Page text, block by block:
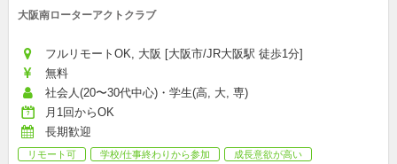
大阪南ローターアクトクラブ
フルリモートOK, 大阪 [大阪市/JR大阪駅 徒歩1分]
無料
社会人(20〜30代中心)・学生(高, 大, 専)
月1回からOK
長期歓迎
リモート可 学校/仕事終わりから参加
成長意欲が高い